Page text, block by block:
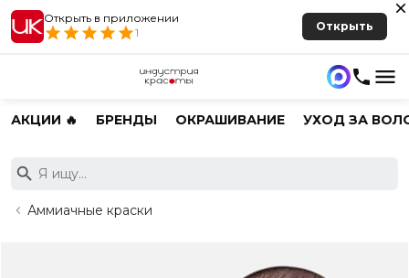
Открыть в приложении
1
Открыть
АКЦИИ 🔥 БРЕНДЫ ОКРАШИВАНИЕ УХОД ЗА
Аммиачные краски